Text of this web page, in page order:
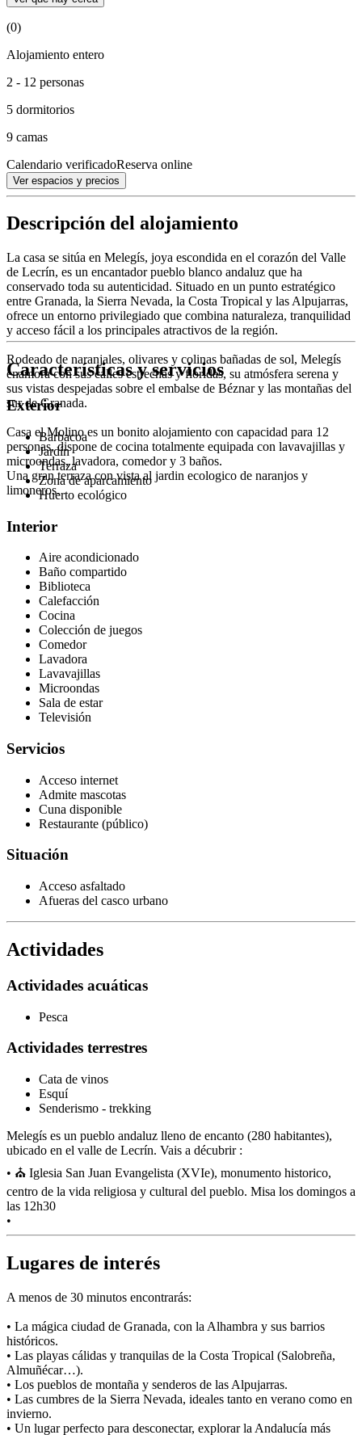
(0)
Alojamiento entero
2 - 12 personas
5 dormitorios
9 camas
Calendario verificadoReserva online
Ver espacios y precios
Descripción del alojamiento
La casa se sitúa en Melegís, joya escondida en el corazón del Valle
de Lecrín, es un encantador pueblo blanco andaluz que ha
conservado toda su autenticidad. Situado en un punto estratégico
entre Granada, la Sierra Nevada, la Costa Tropical y las Alpujarras,
ofrece un entorno privilegiado que combina naturaleza, tranquilidad
y acceso fácil a los principales atractivos de la región.
Rodeado de naranjales, olivares y colinas bañadas de sol, Melegís
enamora con sus calles estrechas y floridas, su atmósfera serena y
sus vistas despejadas sobre el embalse de Béznar y las montañas del
sur de Granada.
Casa el Molino es un bonito alojamiento con capacidad para 12
personas, dispone de cocina totalmente equipada con lavavajillas y
microondas, lavadora, comedor y 3 baños.
Una gran terraza con vista al jardin ecologico de naranjos y
limoneros.
Características y servicios
Exterior
Barbacoa
Jardín
Terraza
Zona de aparcamiento
Huerto ecológico
Interior
Aire acondicionado
Baño compartido
Biblioteca
Calefacción
Cocina
Colección de juegos
Comedor
Lavadora
Lavavajillas
Microondas
Sala de estar
Televisión
Servicios
Acceso internet
Admite mascotas
Cuna disponible
Restaurante (público)
Situación
Acceso asfaltado
Afueras del casco urbano
Actividades
Actividades acuáticas
Pesca
Actividades terrestres
Cata de vinos
Esquí
Senderismo - trekking
Melegís es un pueblo andaluz lleno de encanto (280 habitantes),
ubicado en el valle de Lecrín. Vais a décubrir :
• ⛪ Iglesia San Juan Evangelista (XVIe), monumento historico,
centro de la vida religiosa y cultural del pueblo. Misa los domingos a
las 12h30
•
Lugares de interés
A menos de 30 minutos encontrarás:
• La mágica ciudad de Granada, con la Alhambra y sus barrios
históricos.
• Las playas cálidas y tranquilas de la Costa Tropical (Salobreña,
Almuñécar…).
• Los pueblos de montaña y senderos de las Alpujarras.
• Las cumbres de la Sierra Nevada, ideales tanto en verano como en
invierno.
• Un lugar perfecto para desconectar, explorar la Andalucía más